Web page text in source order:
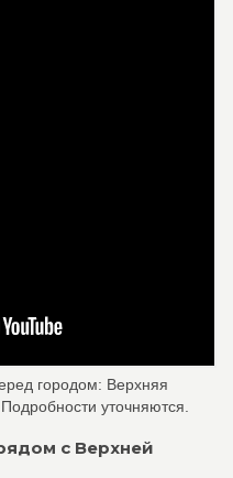
городом: Верхняя
уточняются.
с Верхней